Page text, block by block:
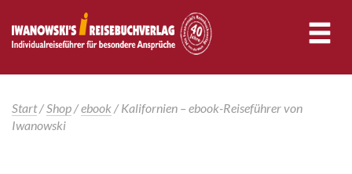
Start/Shop/ebook/ Kalifornien – ebook-Reiseführer von
Iwanowski